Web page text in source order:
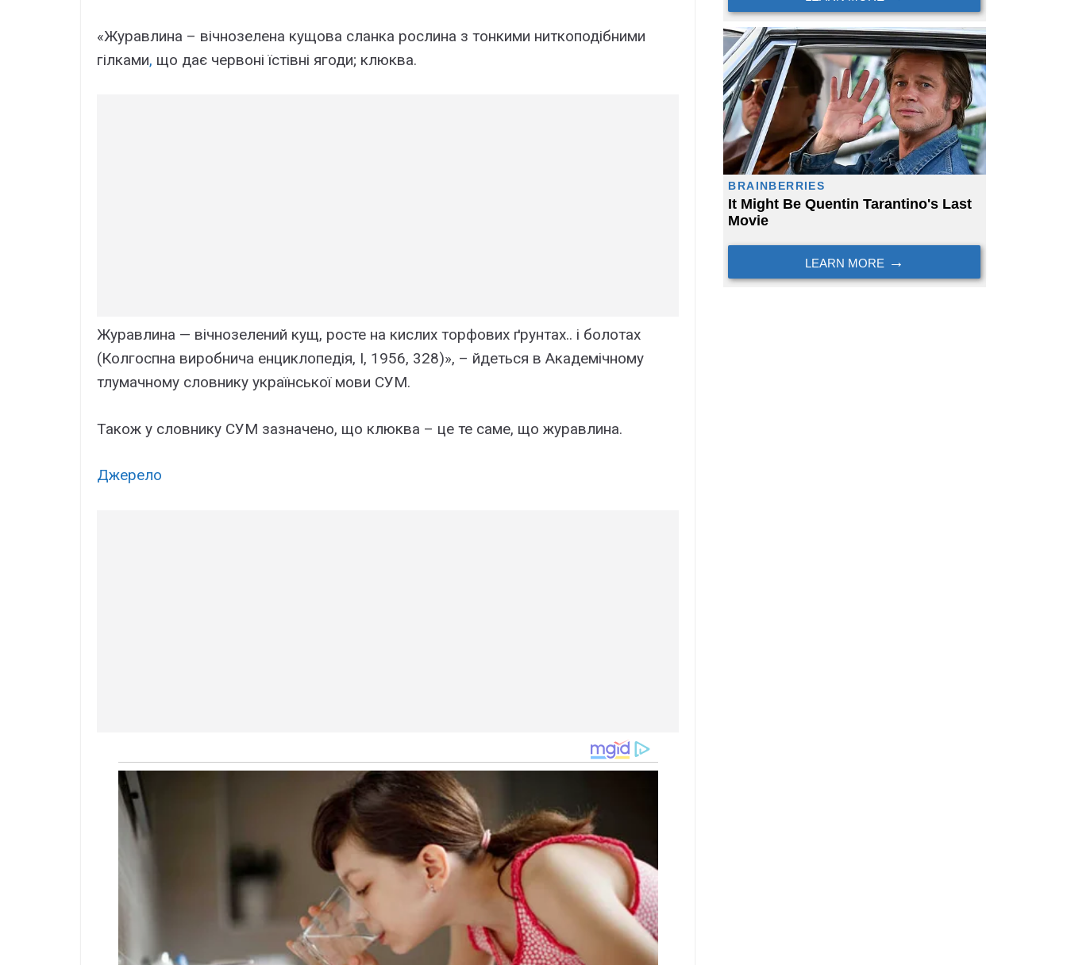
«Журавлина – вічнозелена кущова сланка рослина з тонкими ниткоподібними
гілками, що дає червоні їстівні ягоди; клюква.
Журавлина — вічнозелений кущ, росте на кислих торфових ґрунтах.. і болотах
(Колгоспна виробнича енциклопедія, I, 1956, 328)», – йдеться в Академічному
тлумачному словнику української мови СУМ.
Також у словнику СУМ зазначено, що клюква – це те саме, що журавлина.
Джерело